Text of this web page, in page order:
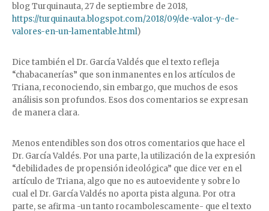
blog Turquinauta, 27 de septiembre de 2018,
https://turquinauta.blogspot.com/2018/09/de-valor-y-de-
valores-en-un-lamentable.html)
Dice también el Dr. García Valdés que el texto refleja
“chabacanerías” que son inmanentes en los artículos de
Triana, reconociendo, sin embargo, que muchos de esos
análisis son profundos. Esos dos comentarios se expresan
de manera clara.
Menos entendibles son dos otros comentarios que hace el
Dr. García Valdés. Por una parte, la utilización de la expresión
“debilidades de propensión ideológica” que dice ver en el
artículo de Triana, algo que no es autoevidente y sobre lo
cual el Dr. García Valdés no aporta pista alguna. Por otra
parte, se afirma -un tanto rocambolescamente- que el texto